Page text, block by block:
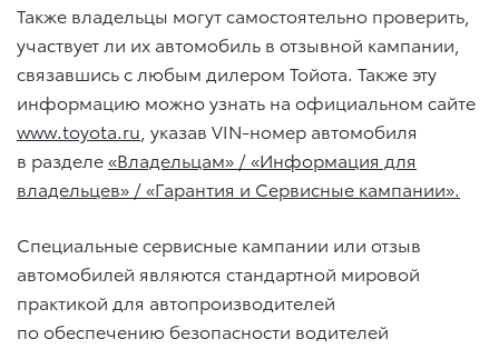
Также владельцы могут самостоятельно проверить,
участвует ли их автомобиль в отзывной кампании,
связавшись с любым дилером Тойота. Также эту
информацию можно узнать на официальном сайте
www.toyota.ru , указав VIN-номер автомобиля
в разделе«Владельцам» / «Информация для
владельцев» / «Гарантия и Сервисные кампании».
Специальные сервисные кампании или отзыв
автомобилей являются стандартной мировой
практикой для автопроизводителей
по обеспечению безопасности водителей